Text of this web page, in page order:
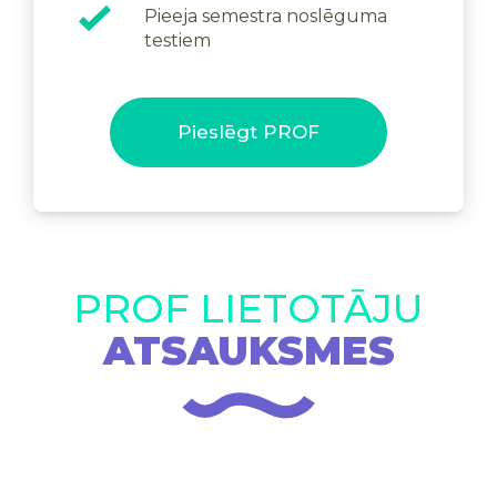
Pieeja semestra noslēguma
testiem
Pieslēgt PROF
PROF LIETOTĀJU
ATSAUKSMES